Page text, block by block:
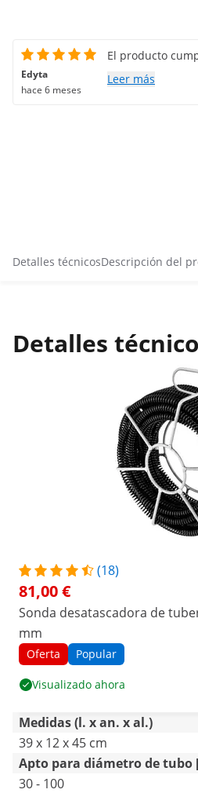
Edyta
hace 6 meses
El producto
Leer más
Detalles técnicosDescripción del
Detalles
(18)
81,00 €
Sonda desatascadora de
mm
Oferta Popular
Visualizado ahora
Medidas (l. x an. x al.)
39 x 12 x 45 cm
Apto para diámetro de tubo
30 - 100